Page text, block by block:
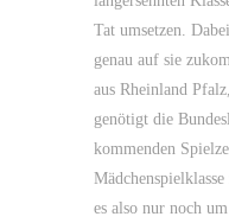
Tat umsetzen.
genau auf sie
aus Rheinland
genötigt die
kommenden
es also nur noch